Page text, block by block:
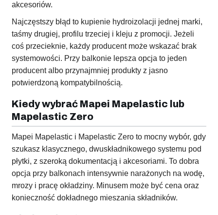
akcesoriów.
Najczęstszy błąd to kupienie hydroizolacji jednej marki,
taśmy drugiej, profilu trzeciej i kleju z promocji. Jeżeli
coś przecieknie, każdy producent może wskazać brak
systemowości. Przy balkonie lepsza opcja to jeden
producent albo przynajmniej produkty z jasno
potwierdzoną kompatybilnością.
Kiedy wybrać Mapei Mapelastic lub
Mapelastic Zero
Mapei Mapelastic i Mapelastic Zero to mocny wybór, gdy
szukasz klasycznego, dwuskładnikowego systemu pod
płytki, z szeroką dokumentacją i akcesoriami. To dobra
opcja przy balkonach intensywnie narażonych na wodę,
mrozy i pracę okładziny. Minusem może być cena oraz
konieczność dokładnego mieszania składników.